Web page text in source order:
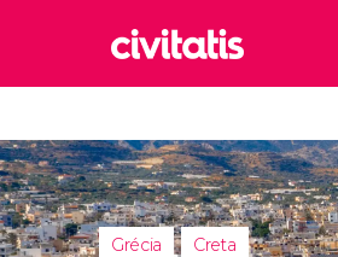
Grécia Creta